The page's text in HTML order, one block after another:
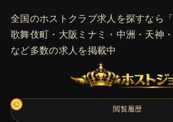
全国のホストクラブ求人を探すなら
歌舞伎町・大阪ミナミ・中洲・天神
など多数の求人を掲載中
閲覧履歴